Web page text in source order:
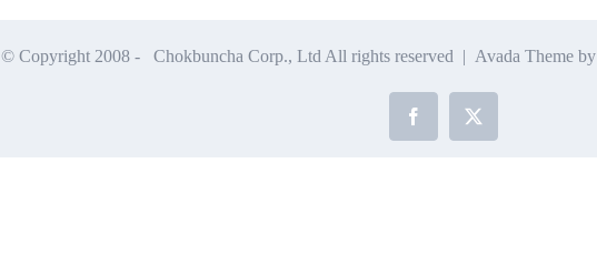
© Copyright 2008 - Chokbuncha Corp., Ltd All rights reserved | Avada Theme by
Facebook
X